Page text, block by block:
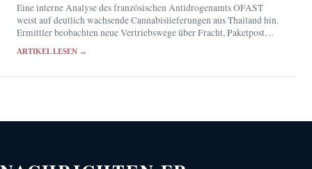
Eine interne Analyse des französischen Antidrogenamts OFAST
weist auf deutlich wachsende Cannabislieferungen aus Thailand hin.
Ermittler beobachten neue Vertriebswege über Fracht, Paketpost
ARTIKEL LESEN →